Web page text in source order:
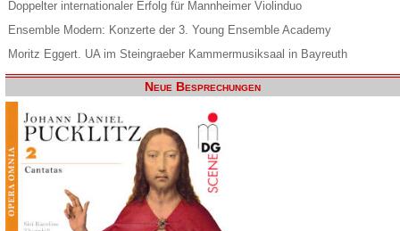
Doppelter internationaler Erfolg für Mannheimer Violinduo
Ensemble Modern: Konzerte der 3. Young Ensemble Academy
Moritz Eggert. UA im Steingraeber Kammermusiksaal in Bayreuth
Neue Besprechungen